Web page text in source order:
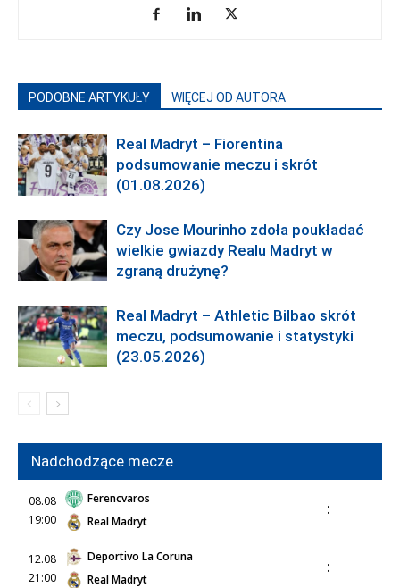
PODOBNE ARTYKUŁY WIĘCEJ OD AUTORA
Real Madryt – Fiorentina
podsumowanie meczu i skrót
(01.08.2026)
Czy Jose Mourinho zdoła poukładać
wielkie gwiazdy Realu Madryt w
zgraną drużynę?
Real Madryt – Athletic Bilbao skrót
meczu, podsumowanie i statystyki
(23.05.2026)
Nadchodzące mecze
08.08
19:00
Ferencvaros
Real Madryt
:
12.08
21:00
Deportivo La Coruna
Real Madryt
: